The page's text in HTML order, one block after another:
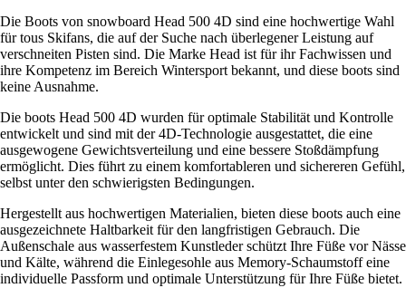
Die Boots von snowboard Head 500 4D sind eine hochwertige Wahl
für tous Skifans, die auf der Suche nach überlegener Leistung auf
verschneiten Pisten sind. Die Marke Head ist für ihr Fachwissen und
ihre Kompetenz im Bereich Wintersport bekannt, und diese boots sind
keine Ausnahme.
Die boots Head 500 4D wurden für optimale Stabilität und Kontrolle
entwickelt und sind mit der 4D-Technologie ausgestattet, die eine
ausgewogene Gewichtsverteilung und eine bessere Stoßdämpfung
ermöglicht. Dies führt zu einem komfortableren und sichereren Gefühl,
selbst unter den schwierigsten Bedingungen.
Hergestellt aus hochwertigen Materialien, bieten diese boots auch eine
ausgezeichnete Haltbarkeit für den langfristigen Gebrauch. Die
Außenschale aus wasserfestem Kunstleder schützt Ihre Füße vor Nässe
und Kälte, während die Einlegesohle aus Memory-Schaumstoff eine
individuelle Passform und optimale Unterstützung für Ihre Füße bietet.